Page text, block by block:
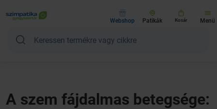
Webshop Patikák Kosár Menü
A szem fájdalmas betegsége: